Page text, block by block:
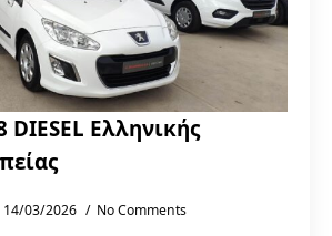
DIESEL Ελληνικής
14/03/2026 No Comments